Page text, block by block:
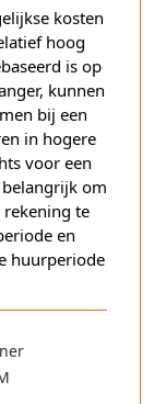
kosten
hoog
is op
kunnen
bij een
in hogere
voor een
om
te
en
huurperiode